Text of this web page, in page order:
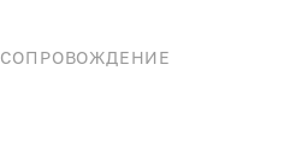
СОПРОВОЖДЕНИЕ